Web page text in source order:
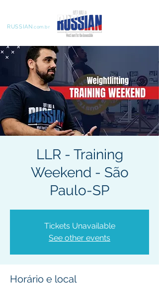
RUSSIAN.com.br
LLR - Training
Weekend - São
Paulo-SP
Tickets Unavailable
See other events
Horário e local